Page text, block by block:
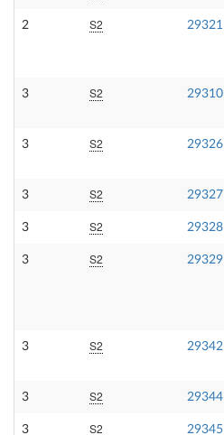
2 S2 29321
3 S2 29310
3 S2 29326
3 S2 29327
3 S2 29328
3 S2 29329
3 S2 29342
3 S2 29344
3 S2 29345